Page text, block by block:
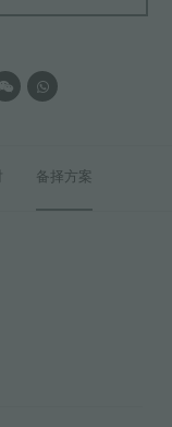
备择方案